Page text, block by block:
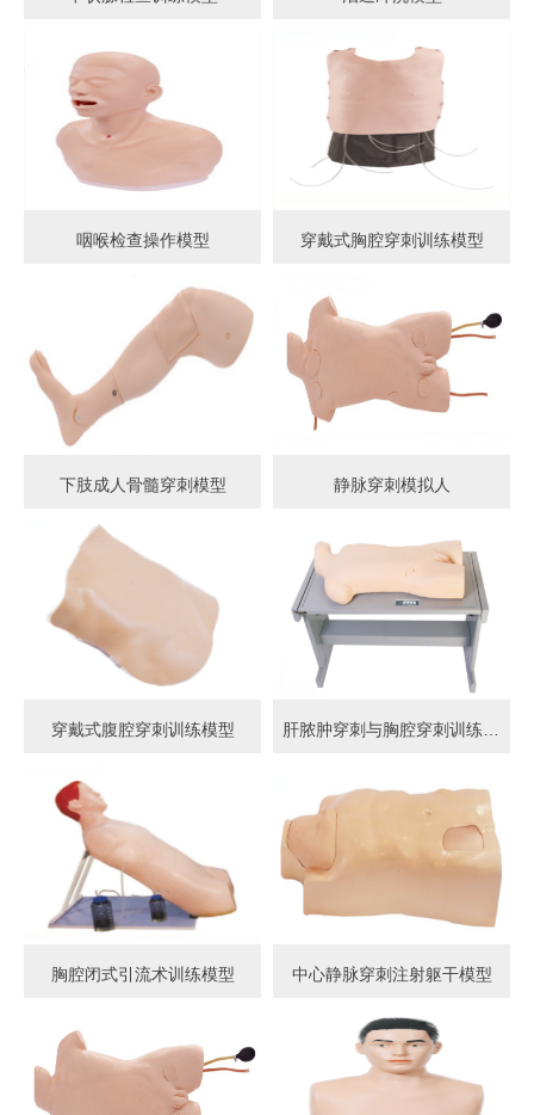
咽喉检查操作模型 穿戴式胸腔穿刺训练模型
下肢成人骨髓穿刺模型 静脉穿刺模拟人
穿戴式腹腔穿刺训练模型
胸腔闭式引流术训练模型 中心静脉穿刺注射躯干模型